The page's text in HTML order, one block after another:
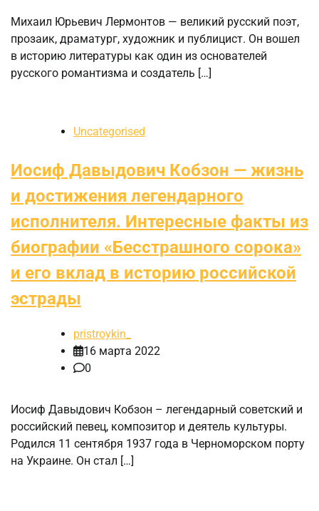
Михаил Юрьевич Лермонтов — великий русский поэт,
прозаик, драматург, художник и публицист. Он вошел
в историю литературы как один из основателей
русского романтизма и создатель […]
Uncategorised
Иосиф Давыдович Кобзон — жизнь
и достижения легендарного
исполнителя. Интересные факты из
биографии «Бесстрашного сорока»
и его вклад в историю российской
эстрады
pristroykin_
16 марта 2022
0
Иосиф Давыдович Кобзон – легендарный советский и
российский певец, композитор и деятель культуры.
Родился 11 сентября 1937 года в Черноморском порту
на Украине. Он стал […]